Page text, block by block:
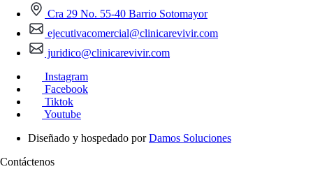
Cra 29 No. 55-40 Barrio Sotomayor
ejecutivacomercial@clinicarevivir.com
juridico@clinicarevivir.com
Instagram
Facebook
Tiktok
Youtube
Diseñado y hospedado porDamos Soluciones
Contáctenos